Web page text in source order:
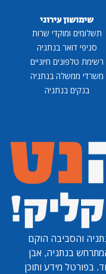
שימושון עירוני
תשלומים ומוקדי שרות
סניפי דואר בנתניה
רשימת טלפונים חיוניים
משרדי ממשלה בנתניה
בנקים בנתניה
והסביבה הוקם
בנתניה, אבן
בפורטל מידע ותוכן